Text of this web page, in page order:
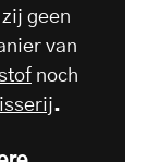
geen
van
noch
.